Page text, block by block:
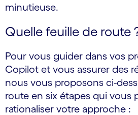
minutieuse.
Quelle feuille de route
Pour vous guider dans vos
Copilot et vous assurer des
nous vous proposons ci-
route en six étapes qui vous
rationaliser votre approche :